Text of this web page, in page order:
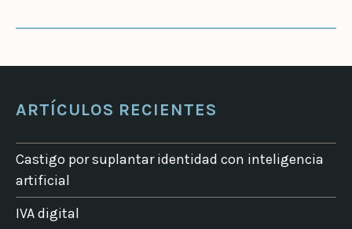
ARTÍCULOS RECIENTES
Castigo por suplantar identidad con inteligencia
artificial
IVA digital